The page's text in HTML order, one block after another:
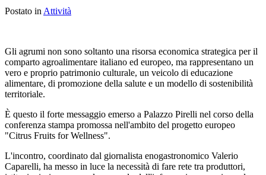
Postato in Attività
Gli agrumi non sono soltanto una risorsa economica strategica per il
comparto agroalimentare italiano ed europeo, ma rappresentano un
vero e proprio patrimonio culturale, un veicolo di educazione
alimentare, di promozione della salute e un modello di sostenibilità
territoriale.
È questo il forte messaggio emerso a Palazzo Pirelli nel corso della
conferenza stampa promossa nell'ambito del progetto europeo
"Citrus Fruits for Wellness".
L'incontro, coordinato dal giornalista enogastronomico Valerio
Caparelli, ha messo in luce la necessità di fare rete tra produttori,